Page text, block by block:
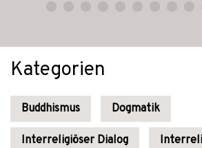
Kategorien
Buddhismus Dogmatik
Interreligiöser Dialog